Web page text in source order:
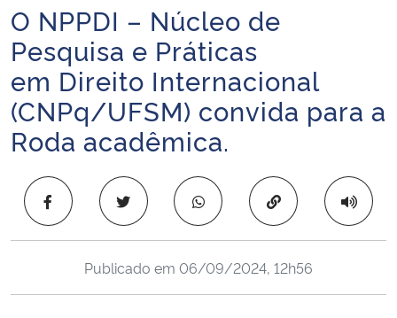
Ministério da Agricultura, Pecuária e Abastecimento
Ministério da Educação
Ministério da Cidadania
Ministério da Saúde
Ministério de Minas e Energia
Ministério da Ciência, Tecnologia, Inovações e Comunicações
Início do conteúdo
O NPPDI – Núcleo de
Pesquisa e Práticas
em Direito Internacional
(CNPq/UFSM) convida para a
Roda acadêmica.
Copiar para área
Publicado em 06/09/2024, 12h56